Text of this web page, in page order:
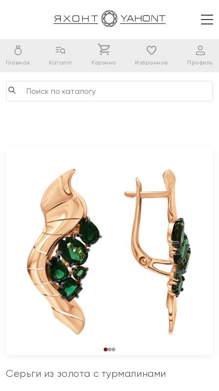
Главная Каталог Корзина Избранное Профиль
Серьги из золота с турмалинами